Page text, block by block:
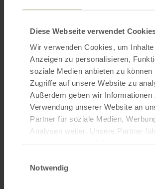
Diese Webseite verwendet
Wir verwenden Cookies, um Inhalte
Anzeigen zu personalisieren,
soziale Medien anbieten zu können
Zugriffe auf unsere Website zu
Außerdem geben wir Informationen
Verwendung unserer Website an
Partner für soziale Medien,
Analysen weiter. Unsere Partner
haben oder die sie im Rahmen Ihrer
Notwendig